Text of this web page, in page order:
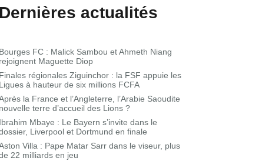
Dernières actualités
Bourges FC : Malick Sambou et Ahmeth Niang
rejoignent Maguette Diop
Finales régionales Ziguinchor : la FSF appuie les
Ligues à hauteur de six millions FCFA
la France et l’Angleterre, l’Arabie Saoudite
nouvelle terre d’accueil des Lions ?
Ibrahim Mbaye : Le Bayern s’invite dans le
Liverpool et Dortmund en finale
Villa : Pape Matar Sarr dans le viseur, plus
22 milliards en jeu